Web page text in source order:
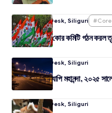
ByAmudarya Desk, Siliguri
দার্জিলিং সমতলে কোর কমিটি গঠন করল
ByAmudarya Desk, Siliguri
উই ওয়ান্ট টু সি হ্যাপি মহানন্দা, ২০২৫
ByAmudarya Desk, Siliguri